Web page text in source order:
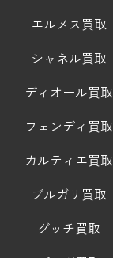
エルメス買取
シャネル買取
ディオール買取
フェンディ買取
カルティエ買取
ブルガリ買取
グッチ買取